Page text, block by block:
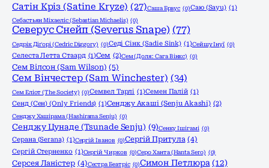
Сатін Кріз (Satine Kryze) (27)Саша Браус (0)Саю (Sayu) (1)
Себастьян Міхаеліс (Sebastian Michaelis) (0)
Северус Снейп (Severus Snape) (77)
Седрік Діґорі (Cedric Diggory) (0)Седі Сінк (Sadie Sink) (1)Сейшу Інуї (0)
Селеста Летта Стаард (1)Сем (2)Сем (Доля: Сага Вінкс) (0)
Сем Вілсон (Sam Wilson) (5)
Сем Вінчестер (Sam Winchester) (34)
Сем Еліот (The Society) (0)Семвел Тарлі (1)Семен Палій (1)
Сенд (Сен) (Only Friends) (1)Сенджу Акаші (Senju Akashi) (2)
Сенджу Хашірама (Hashirama Senju) (0)
Сенджу Цунаде (Tsunade Senju) (9)Сенку Ішігамі (0)
Серана (Serana) (1)Сергій Іванов (0)Сергій Притула (4)
Сергій Стерненко (1)Сергій Чирков (0)Серо Ханта (Hanta Sero) (0)
Серсея Ланістер (4)Сестра Беатріс (0)Симон Петлюра (12)